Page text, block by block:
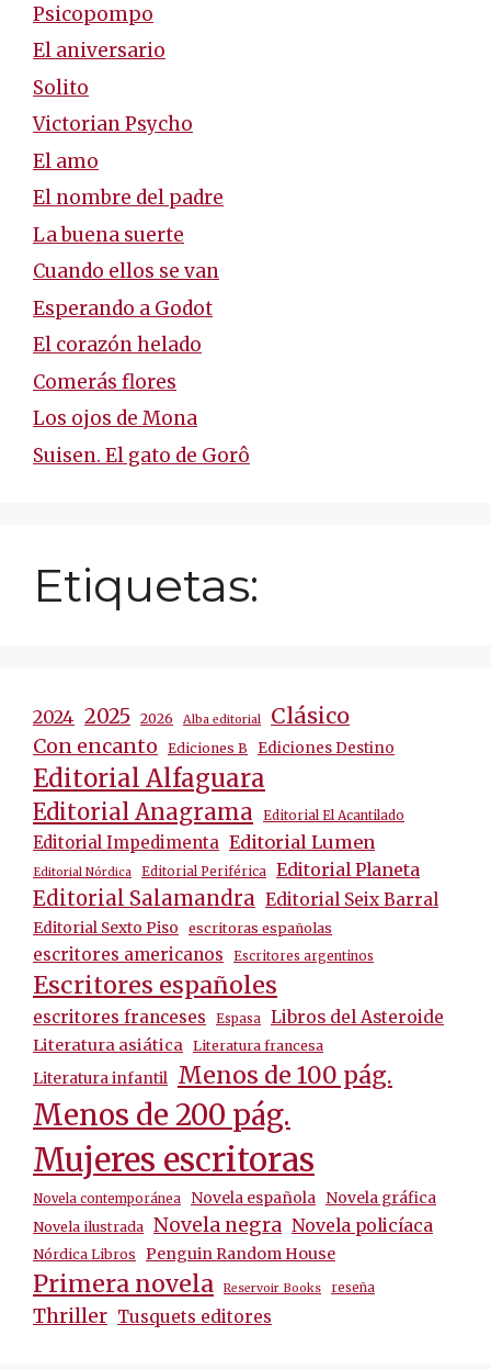
Psicopompo
El aniversario
Solito
Victorian Psycho
El amo
El nombre del padre
La buena suerte
Cuando ellos se van
Esperando a Godot
El corazón helado
Comerás flores
Los ojos de Mona
Suisen. El gato de Gorô
Etiquetas:
2024 2025 2026 Alba editorial Clásico
Con encanto Ediciones B Ediciones Destino
Editorial Alfaguara
Editorial Anagrama Editorial El Acantilado
Editorial Impedimenta Editorial Lumen
Editorial Nórdica Editorial Periférica Editorial Planeta
Editorial Salamandra Editorial Seix Barral
Editorial Sexto Piso escritoras españolas
escritores americanos Escritores argentinos
Escritores españoles
escritores franceses Espasa Libros del Asteroide
Literatura asiática Literatura francesa
Literatura infantil Menos de 100 pág.
Menos de 200 pág.
Mujeres escritoras
Novela contemporánea Novela española Novela gráfica
Novela ilustrada Novela negra Novela policíaca
Nórdica Libros Penguin Random House
Primera novela Reservoir Books reseña
Thriller Tusquets editores